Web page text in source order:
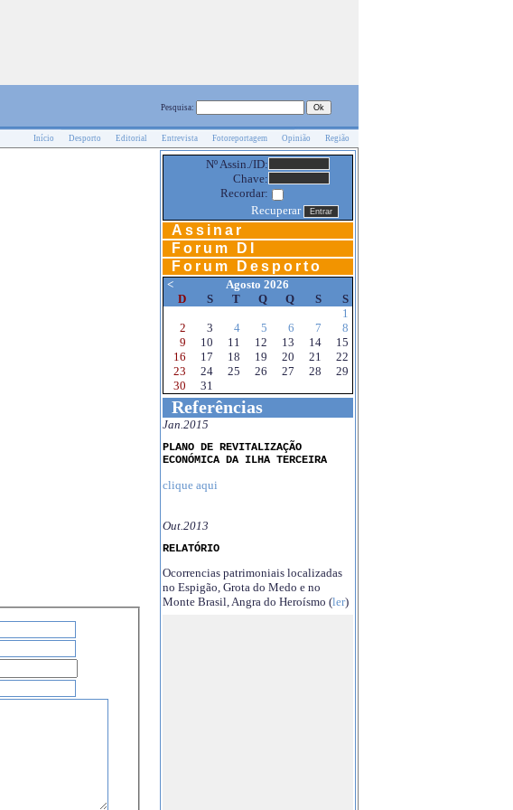
Pesquisa:
Início Desporto Editorial Entrevista Fotoreportagem Opinião Região
Nº Assin./ID:
Chave:
Recordar:
Recuperar
Assinar
Forum DI
Forum Desporto
<
Agosto 2026
D
S T Q Q S
S
1
2
3 4 5 6 7
8
9
10 11 12 13 14
15
16
17 18 19 20 21
22
23
24 25 26 27 28
29
30
31
Referências
Jan.2015
PLANO DE REVITALIZAÇÃO
ECONÓMICA DA ILHA TERCEIRA
clique aqui
Out.2013
RELATÓRIO
Ocorrencias patrimoniais localizadas
no Espigão, Grota do Medo e no
Monte Brasil, Angra do Heroísmo (ler)